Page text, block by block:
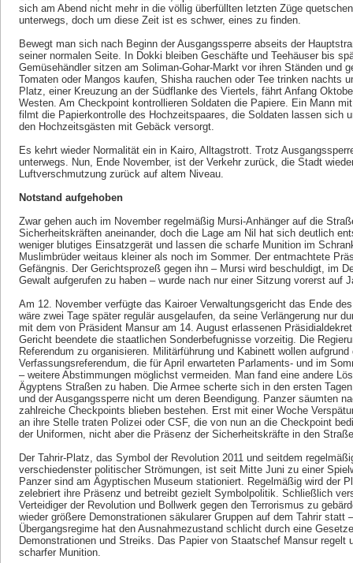
sich am Abend nicht mehr in die völlig überfüllten letzten Züge
unterwegs, doch um diese Zeit ist es schwer, eines zu finden.
Bewegt man sich nach Beginn der Ausgangssperre abseits der
seiner normalen Seite. In Dokki bleiben Geschäfte und Teehäuser bis
Gemüsehändler sitzen am Soliman-Gohar-Markt vor ihren Ständen und
Tomaten oder Mangos kaufen, Shisha rauchen oder Tee trinken nachts
Platz, einer Kreuzung an der Südflanke des Viertels, fährt Anfang
Westen. Am Checkpoint kontrollieren Soldaten die Papiere. Ein Mann
filmt die Papierkontrolle des Hochzeitspaares, die Soldaten lassen sich
den Hochzeitsgästen mit Gebäck versorgt.
Es kehrt wieder Normalität ein in Kairo, Alltagstrott. Trotz
unterwegs. Nun, Ende November, ist der Verkehr zurück, die Stadt
Luftverschmutzung zurück auf altem Niveau.
Notstand aufgehoben
Zwar gehen auch im November regelmäßig Mursi-Anhänger auf die
Sicherheitskräften aneinander, doch die Lage am Nil hat sich deutlich
weniger blutiges Einsatzgerät und lassen die scharfe Munition im
Muslimbrüder weitaus kleiner als noch im Sommer. Der entmachtete
Gefängnis. Der Gerichtsprozeß gegen ihn – Mursi wird beschuldigt, im
Gewalt aufgerufen zu haben – wurde nach nur einer Sitzung vorerst auf
Am 12. November verfügte das Kairoer Verwaltungsgericht das Ende
wäre zwei Tage später regulär ausgelaufen, da seine Verlängerung nur
mit dem von Präsident Mansur am 14. August erlassenen
Gericht beendete die staatlichen Sonderbefugnisse vorzeitig. Die
Referendum zu organisieren. Militärführung und Kabinett wollen
Verfassungsreferendum, die für April erwarteten Parlaments- und im
– weitere Abstimmungen möglichst vermeiden. Man fand eine andere
Ägyptens Straßen zu haben. Die Armee scherte sich in den ersten
und der Ausgangssperre nicht um deren Beendigung. Panzer säumten
zahlreiche Checkpoints blieben bestehen. Erst mit einer Woche
an ihre Stelle traten Polizei oder CSF, die von nun an die Checkpoint
der Uniformen, nicht aber die Präsenz der Sicherheitskräfte in den
Der Tahrir-Platz, das Symbol der Revolution 2011 und seitdem
verschiedenster politischer Strömungen, ist seit Mitte Juni zu einer
Panzer sind am Ägyptischen Museum stationiert. Regelmäßig wird der
zelebriert ihre Präsenz und betreibt gezielt Symbolpolitik. Schließlich
Verteidiger der Revolution und Bollwerk gegen den Terrorismus zu
wieder größere Demonstrationen säkularer Gruppen auf dem Tahrir statt
Übergangsregime hat den Ausnahmezustand schlicht durch eine
Demonstrationen und Streiks. Das Papier von Staatschef Mansur regelt
scharfer Munition.